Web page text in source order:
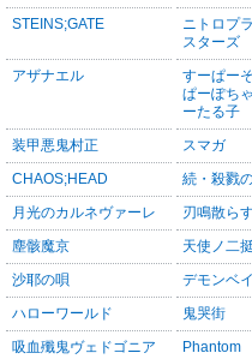
STEINS;GATE
ニトロプ
スターズ
アザナエル
すーぱー
ぱーぽち
ーたる子
装甲悪鬼村正 スマガ
CHAOS;HEAD 続・殺戮
月光のカルネヴァーレ 刃鳴散ら
塵骸魔京 天使ノ二
沙耶の唄 デモンベ
ハローワールド 鬼哭街
吸血殲鬼ヴェドゴニア Phantom